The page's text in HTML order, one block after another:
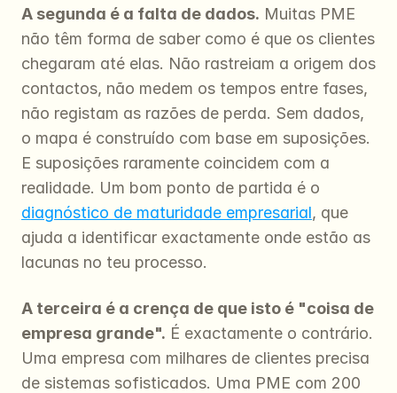
A segunda é a falta de dados. Muitas PME
não têm forma de saber como é que os clientes
chegaram até elas. Não rastreiam a origem dos
contactos, não medem os tempos entre fases,
não registam as razões de perda. Sem dados,
o mapa é construído com base em suposições.
E suposições raramente coincidem com a
diagnóstico de maturidade empresarial, que
ajuda a identificar exactamente onde estão as
lacunas no teu processo.
A terceira é a crença de que isto é "coisa de
empresa grande". É exactamente o contrário.
Uma empresa com milhares de clientes precisa
de sistemas sofisticados. Uma PME com 200